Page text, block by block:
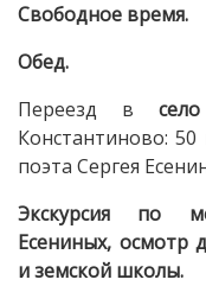
Свободное время.
Обед.
Переезд в
Константиново:
поэта Сергея
Экскурсия по
Есениных, осмотр
и земской школы.